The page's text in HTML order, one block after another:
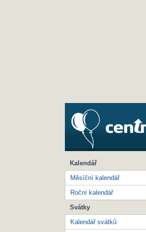
Kalendář
Měsíční kalendář
Roční kalendář
Svátky
Kalendář svátků